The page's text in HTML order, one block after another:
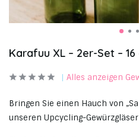
Karafuu XL – 2er-Set – 16
Alles anzeigen
Bringen Sie einen Hauch von
unseren Upcycling-